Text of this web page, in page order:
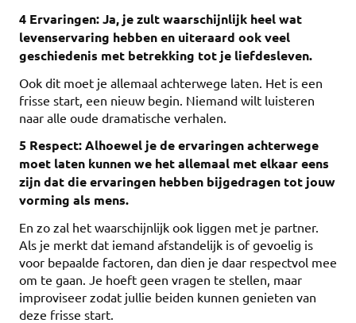
4 Ervaringen: Ja, je zult waarschijnlijk heel wat
levenservaring hebben en uiteraard ook veel
geschiedenis met betrekking tot je liefdesleven.
Ook dit moet je allemaal achterwege laten. Het is een
frisse start, een nieuw begin. Niemand wilt luisteren
naar alle oude dramatische verhalen.
5 Respect: Alhoewel je de ervaringen achterwege
moet laten kunnen we het allemaal met elkaar eens
zijn dat die ervaringen hebben bijgedragen tot jouw
vorming als mens.
En zo zal het waarschijnlijk ook liggen met je partner.
Als je merkt dat iemand afstandelijk is of gevoelig is
voor bepaalde factoren, dan dien je daar respectvol mee
om te gaan. Je hoeft geen vragen te stellen, maar
improviseer zodat jullie beiden kunnen genieten van
deze frisse start.